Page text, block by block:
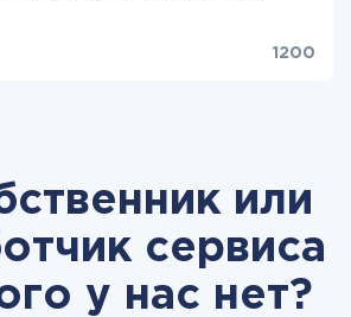
1200
или
сервиса
у нас нет?